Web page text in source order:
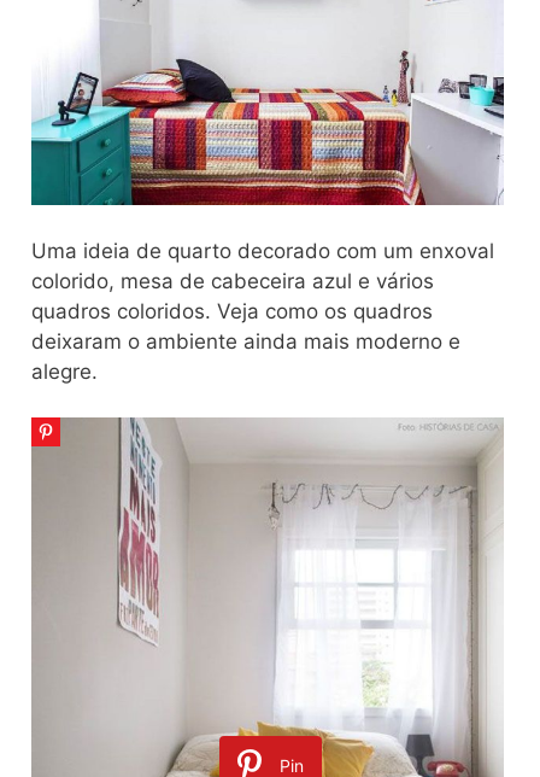
Uma ideia de quarto decorado com um enxoval
colorido, mesa de cabeceira azul e vários
quadros coloridos. Veja como os quadros
deixaram o ambiente ainda mais moderno e
alegre.
Pin